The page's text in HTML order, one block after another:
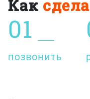
Как
01
позвонить